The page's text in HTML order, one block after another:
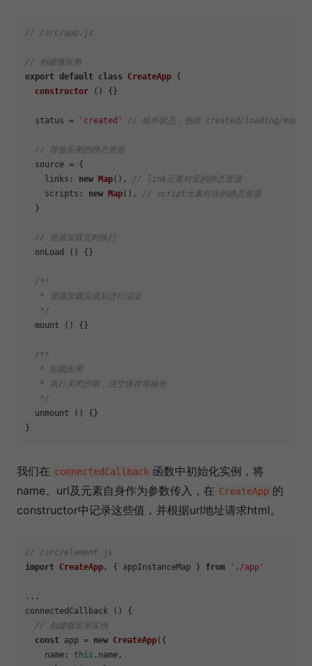
// /src/app.js
// 创建微应用
export default class CreateApp {
constructor () {}
  status =
'created' // 组件状态，包括 created/loading/mount/
// 存放应用的静态资源
  source = {
links : new Map(), // link元素对应的静态资源
scripts : new Map(), // script元素对应的静态资源
  }
// 资源加载完时执行
  onLoad () {}
/**
   * 资源加载完成后进行渲染
   */
  mount () {}
/**
   * 卸载应用
   * 执行关闭沙箱，清空缓存等操作
   */
  unmount () {}
我们在 connectedCallback 函数中初始化实例，将
name、url及元素自身作为参数传入，在 CreateApp 的
constructor中记录这些值，并根据url地址请求html。
// /src/element.js
import
CreateApp , { appInstanceMap } from './app'
...
connectedCallback () {
// 创建微应用实例
const app = new CreateApp({
name : this . name ,